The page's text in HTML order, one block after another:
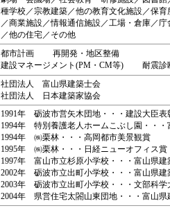
種学校／宗教建築／他の教育文化施設／保
／商業施設／情報通信施設／工場・倉庫／
／他の住宅／その他
都市計画 再開発・地区整備
建設マネージメント(PM・CM等) 耐
社団法人 富山県建築士会
社団法人 日本建築家協会
1991年 砺波市営矢木団地・・・建設大臣表
1994年 特別養護老人ホームこぶし園・・・
1994年 ㈱栗林・・・高岡都市美景観賞
1995年 ㈱栗林・・・日経ニューオフィス賞
1997年 富山市立杉原小学校・・・富山県建
2002年 砺波市立出町小学校・・・富山県建
2003年 砺波市立出町小学校・・・文部科学
2004年 県営住宅太閤山東団地・・・富山県